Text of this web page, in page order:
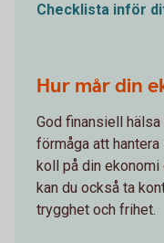
Checklista inför
Hur mår din
God finansiell
förmåga att
koll på din ekonomi
kan du också ta
trygghet och frihet.